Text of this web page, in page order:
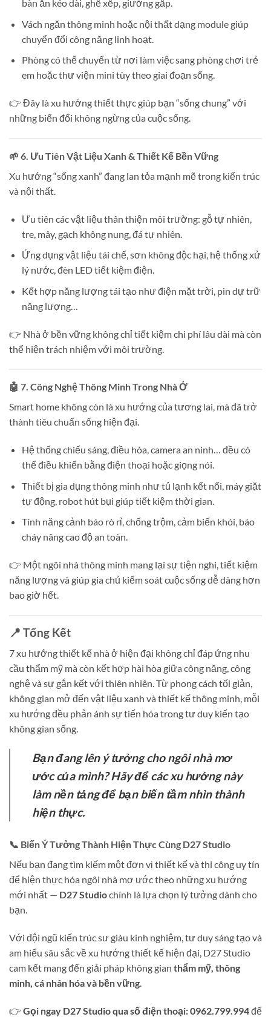
bàn ăn kéo dài, ghế xếp, giường gấp.
Vách ngăn thông minh hoặc nội thất dạng module giúp
chuyển đổi công năng linh hoạt.
Phòng có thể chuyển từ nơi làm việc sang phòng chơi trẻ
em hoặc thư viện mini tùy theo giai đoạn sống.
👉 Đây là xu hướng thiết thực giúp bạn “sống chung” với
những biến đổi không ngừng của cuộc sống.
🌱 6. Ưu Tiên Vật Liệu Xanh & Thiết Kế Bền Vững
Xu hướng “sống xanh” đang lan tỏa mạnh mẽ trong kiến trúc
và nội thất.
Ưu tiên các vật liệu thân thiện môi trường: gỗ tự nhiên,
tre, mây, gạch không nung, đá tự nhiên.
Ứng dụng vật liệu tái chế, sơn không độc hại, hệ thống xử
lý nước, đèn LED tiết kiệm điện.
Kết hợp năng lượng tái tạo như điện mặt trời, pin dự trữ
năng lượng…
👉 Nhà ở bền vững không chỉ tiết kiệm chi phí lâu dài mà còn
thể hiện trách nhiệm với môi trường.
🤖 7. Công Nghệ Thông Minh Trong Nhà Ở
Smart home không còn là xu hướng của tương lai, mà đã trở
thành tiêu chuẩn sống hiện đại.
Hệ thống chiếu sáng, điều hòa, camera an ninh… đều có
thể điều khiển bằng điện thoại hoặc giọng nói.
Thiết bị gia dụng thông minh như tủ lạnh kết nối, máy giặt
tự động, robot hút bụi giúp tiết kiệm thời gian.
Tính năng cảnh báo rò rỉ, chống trộm, cảm biến khói, báo
cháy nâng cao độ an toàn.
👉 Một ngôi nhà thông minh mang lại sự tiện nghi, tiết kiệm
năng lượng và giúp gia chủ kiểm soát cuộc sống dễ dàng hơn
bao giờ hết.
📍 Tổng Kết
7 xu hướng thiết kế nhà ở hiện đại không chỉ đáp ứng nhu
cầu thẩm mỹ mà còn kết hợp hài hòa giữa công năng, công
nghệ và sự gắn kết với thiên nhiên. Từ phong cách tối giản,
không gian mở đến vật liệu xanh và thiết kế thông minh, mỗi
xu hướng đều phản ánh sự tiến hóa trong tư duy kiến tạo
không gian sống.
Bạn đang lên ý tưởng cho ngôi nhà mơ
ước của mình? Hãy để các xu hướng này
làm nền tảng để bạn biến tầm nhìn thành
hiện thực.
📞 Biến Ý Tưởng Thành Hiện Thực Cùng D27 Studio
Nếu bạn đang tìm kiếm một đơn vị thiết kế và thi công uy tín
để hiện thực hóa ngôi nhà mơ ước theo những xu hướng
mới nhất — D27 Studiochính là lựa chọn lý tưởng dành cho
bạn.
Với đội ngũ kiến trúc sư giàu kinh nghiệm, tư duy sáng tạo và
am hiểu sâu sắc về xu hướng thiết kế hiện đại, D27 Studio
cam kết mang đến giải pháp không gian thẩm mỹ, thông
minh, cá nhân hóa và bền vững.
👉 Gọi ngay D27 Studio qua số điện thoại: 0962.799.994để